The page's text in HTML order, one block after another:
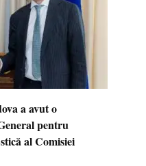
a avut o
pentru
al Comisiei